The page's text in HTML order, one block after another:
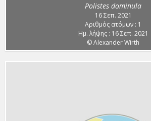
Polistes dominula
16 Σεπ. 2021
Αριθμός ατόμων : 1
Ημ. λήψης : 16 Σεπ. 2021
© Alexander Wirth